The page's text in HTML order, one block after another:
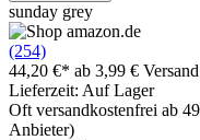
sunday grey
(254)
44,20 €* ab 3,99 € Versand
Lieferzeit: Auf Lager
Oft versandkostenfrei ab
Anbieter)